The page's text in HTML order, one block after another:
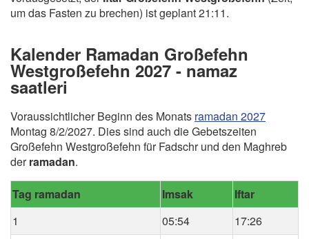
um das Fasten zu brechen) ist geplant 21:11.
Kalender Ramadan Großefehn
Westgroßefehn 2027 - namaz
saatleri
Voraussichtlicher Beginn des Monats ramadan 2027
Montag 8/2/2027. Dies sind auch die Gebetszeiten
Großefehn Westgroßefehn für Fadschr und den Maghreb
derramadan.
Tag ramadan Imsak
Iftar
1
05:54
17:26